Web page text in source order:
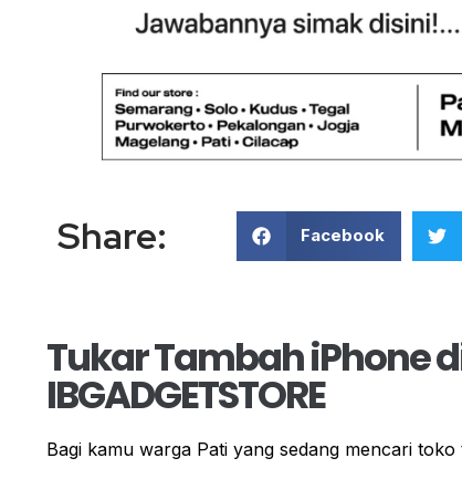
Share: Facebook
Tukar Tambah iPhone
IBGADGETSTORE
Bagi kamu warga Pati yang sedang mencari